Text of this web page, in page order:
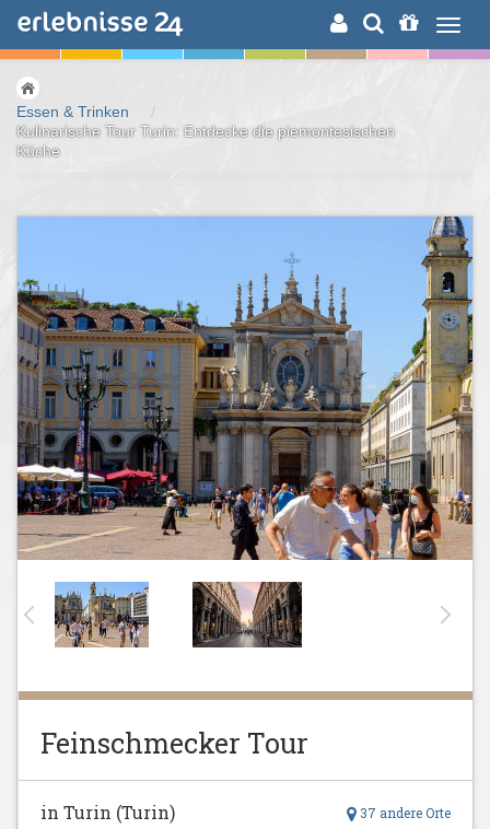
ERLEBNISSUCHE
Essen & Trinken
/
Kulinarische Tour Turin: Entdecke die piemontesischen
Küche
Feinschmecker Tour
37 andere Orte
in Turin (Turin)